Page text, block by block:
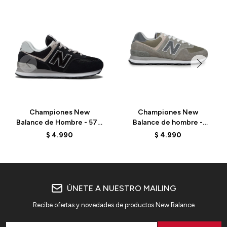
Championes New
Balance de Hombre - 574
- ML574EVB - BLACK
$ 4.990
Championes New
Balance de hombre -
ML574BBR - GREY
$ 4.990
ÚNETE A NUESTRO MAILING
Recibe ofertas y novedades de productos New Balance